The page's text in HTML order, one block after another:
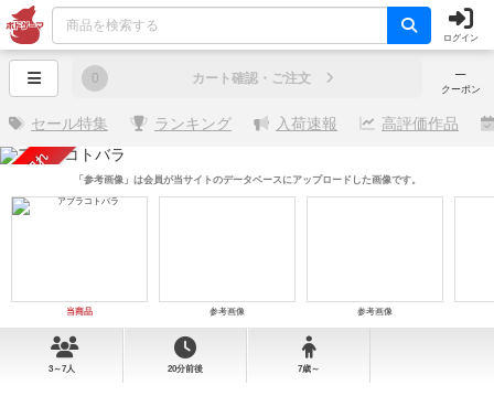
ログイン
─
クーポン
0 カート確認・ご注文
セール特集 ランキング 入荷速報 高評価作品
売り切れ
当商品 参考画像 参考画像
「参考画像」は会員が当サイトのデータベースにアップロードした画像です。
3～7人 20分前後 7歳～